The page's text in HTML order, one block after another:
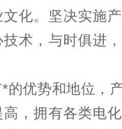
化。坚决实施
术，与时俱进
的优势和地位，
，拥有各类电